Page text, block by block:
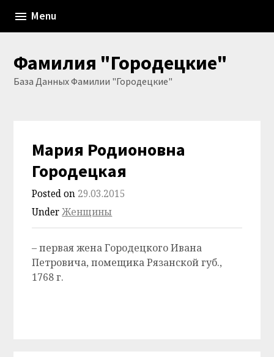
content
Menu
Фамилия "Городецкие"
База Данных Фамилии "Городецкие"
Мария Родионовна
Городецкая
Posted on 29.03.2015
UnderЖенщины
– первая жена Городецкого Ивана
Петровича, помещика Рязанской губ.,
1768 г.